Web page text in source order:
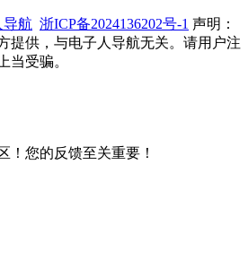
导航 浙ICP备2024136202号-1 声明：
提供，与电子人导航无关。请用户注
当受骗。
！您的反馈至关重要！